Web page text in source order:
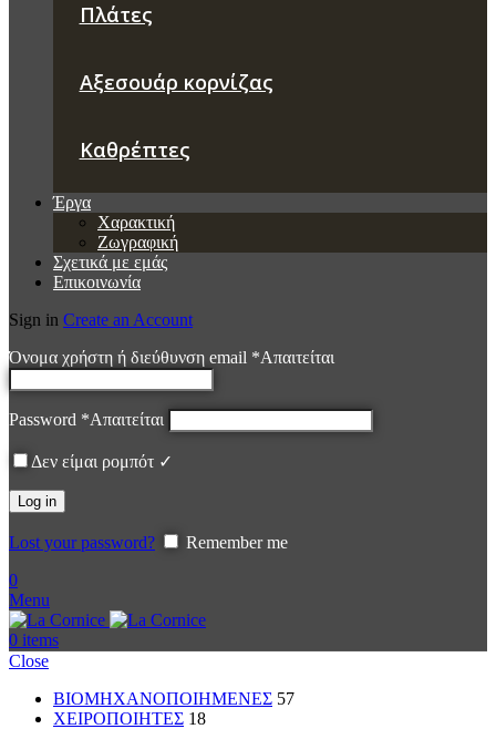
Πλάτες
Αξεσουάρ κορνίζας
Καθρέπτες
Έργα
Χαρακτική
Ζωγραφική
Σχετικά με εμάς
Επικοινωνία
Sign in Create an Account
Όνομα χρήστη ή διεύθυνση email *Απαιτείται
Password *Απαιτείται
Δεν είμαι ρομπότ ✓
Log in
Lost your password?
Remember me
0
Menu
0 items
Close
ΒΙΟΜΗΧΑΝΟΠΟΙΗΜΕΝΕΣ 57
ΧΕΙΡΟΠΟΙΗΤΕΣ 18